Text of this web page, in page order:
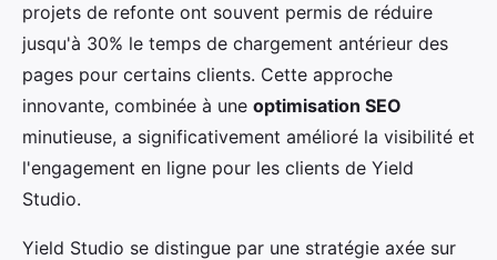
projets de refonte ont souvent permis de réduire
jusqu'à 30% le temps de chargement antérieur des
pages pour certains clients. Cette approche
innovante, combinée à une optimisation SEO
minutieuse, a significativement amélioré la visibilité et
l'engagement en ligne pour les clients de Yield
Studio.
Yield Studio se distingue par une stratégie axée sur